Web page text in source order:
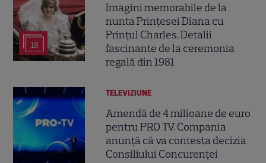
18
Imagini memorabile de la
nunta Prințesei Diana cu
Prințul Charles. Detalii
fascinante de la ceremonia
regală din 1981
TELEVIZIUNE
Amendă de 4 milioane de euro
pentru PRO TV. Compania
anunță că va contesta decizia
Consiliului Concurenței